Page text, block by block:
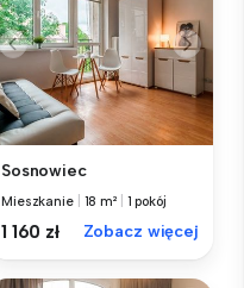
Sosnowiec
Mieszkanie 18 m² 1 pokój
1 160 zł Zobacz więcej